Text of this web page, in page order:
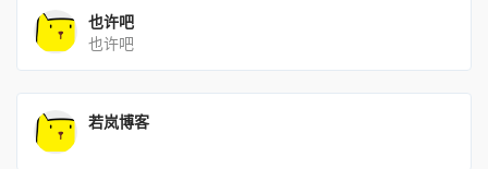
也许吧
也许吧
若岚博客